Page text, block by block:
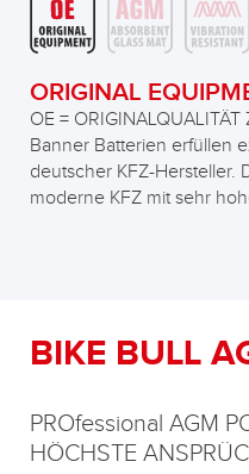
ORIGINAL
OE =
Banner Batterien erfüllen
deutscher KFZ-Hersteller.
moderne KFZ mit sehr
BIKE BULL
PROfessional AGM
HÖCHSTE